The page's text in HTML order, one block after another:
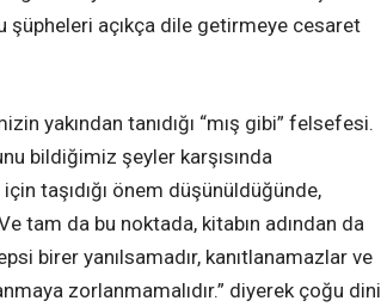
şüpheleri açıkça dile getirmeye cesaret
yakından tanıdığı “mış gibi” felsefesi.
bildiğimiz şeyler karşısında
taşıdığı önem düşünüldüğünde,
tam da bu noktada, kitabın adından da
birer yanılsamadır, kanıtlanamazlar ve
zorlanmamalıdır.” diyerek çoğu dini